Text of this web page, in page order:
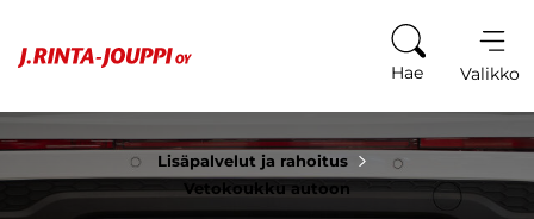
Hae Valikko
Lisäpalvelut ja rahoitus
Vetokoukku autoon